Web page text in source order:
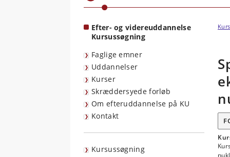
Efter- og videreuddannelse
Kursussøgning
Faglige emner
Uddannelser
Kurser
Skræddersyede forløb
Om efteruddannelse på KU
Kontakt
Kursussøgning